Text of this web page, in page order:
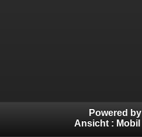
Powered by
Ansicht : Mobil